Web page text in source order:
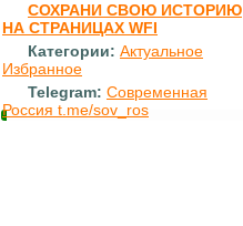
СОХРАНИ СВОЮ ИСТОРИЮ
НА СТРАНИЦАХ WFI
Категории: Актуальное
Избранное
Telegram: Современная
Россия t.me/sov_ros